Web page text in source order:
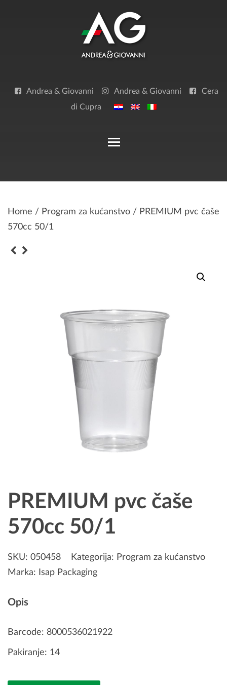
Andrea & Giovanni Andrea & Giovanni Cera
di Cupra
Home / Program za kućanstvo / PREMIUM pvc čaše
570cc 50/1
PREMIUM pvc čaše
570cc 50/1
SKU: 050458 Kategorija: Program za kućanstvo
Marka:
Isap Packaging
Opis
Barcode: 8000536021922
Pakiranje: 14